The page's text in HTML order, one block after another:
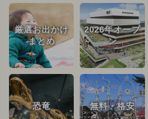
厳選お出かけ
まとめ
2026年オープ
ン
恐竜 無料・格安